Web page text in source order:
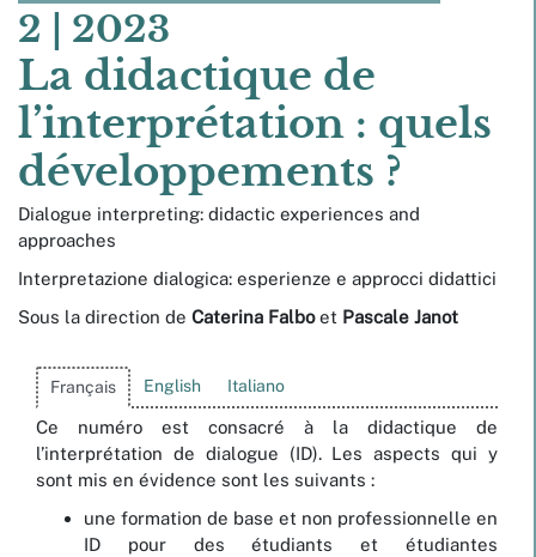
2 | 2023
La didactique de
l’interprétation : quels
développements ?
Dialogue interpreting: didactic experiences and
approaches
Interpretazione dialogica: esperienze e approcci didattici
Sous la direction de Caterina Falboet Pascale Janot
Français English Italiano
Ce numéro est consacré à la didactique de
l’interprétation de dialogue (ID). Les aspects qui y
sont mis en évidence sont les suivants :
une formation de base et non professionnelle en
ID pour des étudiants et étudiantes